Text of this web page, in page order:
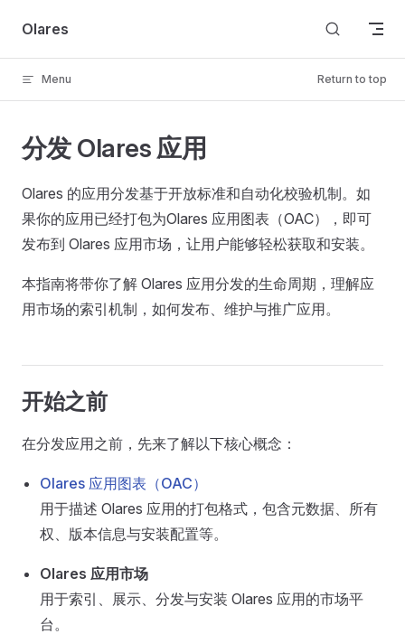
Skip to content
Olares
Menu Return to top
分发 Olares 应用
Olares 的应用分发基于开放标准和自动化校验机制。如
果你的应用已经打包为Olares 应用图表（OAC），即可
发布到 Olares 应用市场，让用户能够轻松获取和安装。
本指南将带你了解 Olares 应用分发的生命周期，理解应
用市场的索引机制，如何发布、维护与推广应用。
开始之前
在分发应用之前，先来了解以下核心概念：
Olares 应用图表（OAC）
用于描述 Olares 应用的打包格式，包含元数据、所有
权、版本信息与安装配置等。
Olares 应用市场
用于索引、展示、分发与安装 Olares 应用的市场平
台。